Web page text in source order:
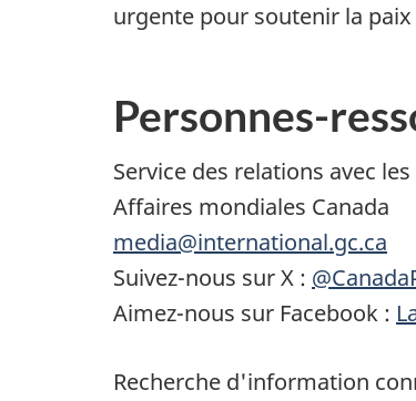
urgente pour soutenir la
Personnes-
Service des relations avec
Affaires mondiales Canada
media@international.gc.ca
Suivez-nous sur X :
Aimez-nous sur Facebook :
Recherche d'information